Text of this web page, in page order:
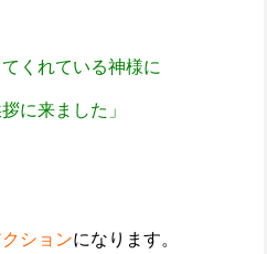
くれている神様に
に来ました」
ションになります。